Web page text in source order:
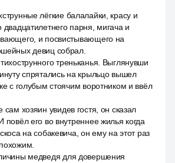
лёгкие балалайки, красу и
двадцатилетнего парня, мигача и
и посвистывающего на
девиц собрал.
треньканья. Выглянувши
спрятались на крыльцо вышел
с голубым стоячим воротником и ввёл
хозяин увидев гостя, он сказал
повёл его во внутреннее жилья когда
на собакевича, он ему на этот раз
медведя для довершения